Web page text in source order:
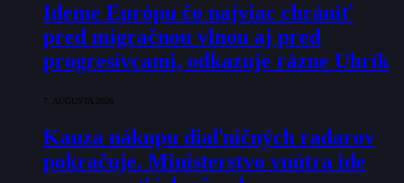
Ideme Európu čo najviac chrániť
pred migračnou vlnou aj pred
progresívcami, odkazuje rázne Uhrík
7. AUGUSTA 2026
Kauza nákupu diaľničných radarov
pokračuje. Ministerstvo vnútra ide